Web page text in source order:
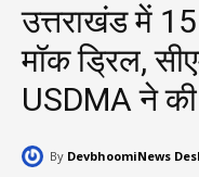
उत्तराखंड में
मॉक ड्रिल,
USDMA ने
By DevbhoomiNews